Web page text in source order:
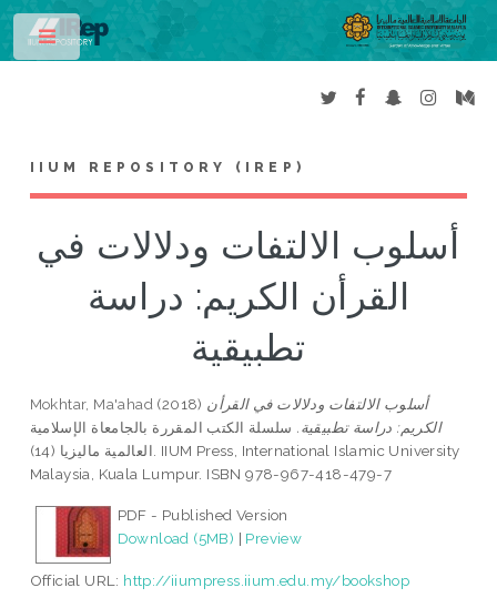
IIUM REPOSITORY (IREP)
أسلوب الالتفات ودلالات في
القرأن الكريم: دراسة
تطبيقية
Mokhtar, Ma'ahad (2018) أسلوب الالتفات ودلالات في القرأن
الكريم: دراسة تطبيقية. سلسلة الكتب المقررة بالجامعاة الإسلامية
العالمية ماليزيا (14). IIUM Press, International Islamic University
Malaysia, Kuala Lumpur. ISBN 978-967-418-479-7
PDF - Published Version
Download (5MB) | Preview
Official URL: http://iiumpress.iium.edu.my/bookshop
Toggle